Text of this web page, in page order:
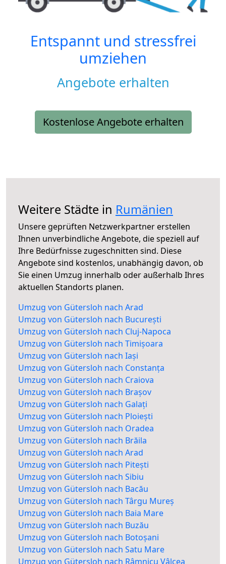
Entspannt und stressfrei
umziehen
Angebote erhalten
Kostenlose Angebote erhalten
Weitere Städte in Rumänien
Unsere geprüften Netzwerkpartner erstellen
Ihnen unverbindliche Angebote, die speziell auf
Ihre Bedürfnisse zugeschnitten sind. Diese
Angebote sind kostenlos, unabhängig davon, ob
Sie einen Umzug innerhalb oder außerhalb Ihres
aktuellen Standorts planen.
Umzug von Gütersloh nach Arad
Umzug von Gütersloh nach București
Umzug von Gütersloh nach Cluj-Napoca
Umzug von Gütersloh nach Timișoara
Umzug von Gütersloh nach Iași
Umzug von Gütersloh nach Constanța
Umzug von Gütersloh nach Craiova
Umzug von Gütersloh nach Brașov
Umzug von Gütersloh nach Galați
Umzug von Gütersloh nach Ploiești
Umzug von Gütersloh nach Oradea
Umzug von Gütersloh nach Brăila
Umzug von Gütersloh nach Arad
Umzug von Gütersloh nach Pitești
Umzug von Gütersloh nach Sibiu
Umzug von Gütersloh nach Bacău
Umzug von Gütersloh nach Târgu Mureș
Umzug von Gütersloh nach Baia Mare
Umzug von Gütersloh nach Buzău
Umzug von Gütersloh nach Botoșani
Umzug von Gütersloh nach Satu Mare
Umzug von Gütersloh nach Râmnicu Vâlcea